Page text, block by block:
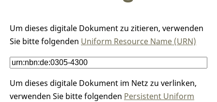
Um dieses digitale Dokument zu zitieren, verwenden
Sie bitte folgenden Uniform Resource Name (URN)
Um dieses digitale Dokument im Netz zu verlinken,
verwenden Sie bitte folgenden Persistent Uniform